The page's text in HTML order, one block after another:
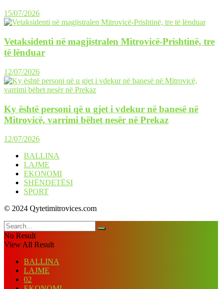
15/07/2026
Vetaksidenti në magjistralen Mitrovicë-Prishtinë, tre
të lënduar
12/07/2026
Ky është personi që u gjet i vdekur në banesë në
Mitrovicë, varrimi bëhet nesër në Prekaz
12/07/2026
BALLINA
LAJME
EKONOMI
SHËNDETËSI
SPORT
© 2024 Qytetimitrovices.com
No Result
View All Result
BALLINA
LAJME
02